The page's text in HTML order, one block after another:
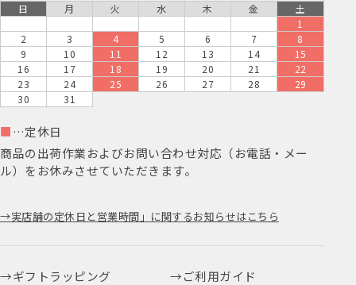
日 月 火 水 木 金
土
1
2
3 4 5 6 7
8
9
10 11 12 13 14
15
16
17 18 19 20 21
22
23
24 25 26 27 28
29
30
31
■ …定休日
商品の出荷作業およびお問い合わせ対応（お電話・メー
ル）をお休みさせていただきます。
実店舗の定休日と営業時間」に関するお知らせはこちら
ギフトラッピング
ご利用ガイド